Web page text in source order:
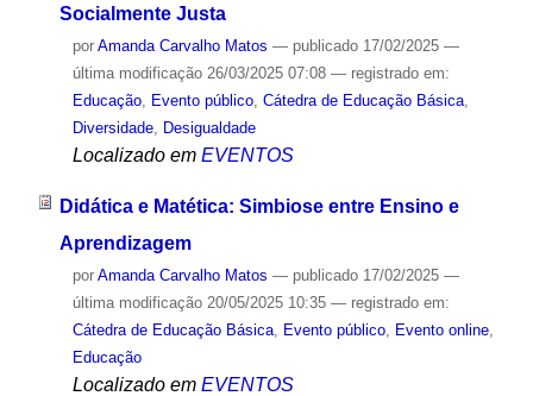
Socialmente Justa
por Amanda Carvalho Matos — publicado17/02/2025 —
última modificação26/03/2025 07:08 — registrado em:
Educação, Evento público, Cátedra de Educação Básica,
Diversidade, Desigualdade
Localizado em EVENTOS
Didática e Matética: Simbiose entre Ensino e
Aprendizagem
por Amanda Carvalho Matos — publicado17/02/2025 —
última modificação20/05/2025 10:35 — registrado em:
Cátedra de Educação Básica, Evento público, Evento online,
Educação
Localizado em EVENTOS